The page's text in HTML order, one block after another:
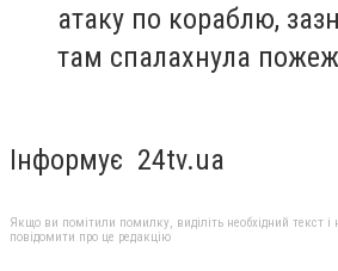
атаку по кораблю,
там спалахнула
Інформує 24tv.ua
Якщо ви помітили помилку, виділіть необхідний текст і
повідомити про це редакцію